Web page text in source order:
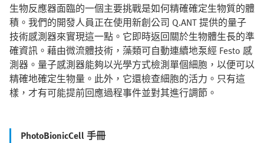
生物反應器面臨的一個主要挑戰是如何精確確定生物質的體
積。我們的開發人員正在使用新創公司 Q.ANT 提供的量子
技術感測器來實現這一點。它即時返回關於生物體生長的準
確資訊。藉由微流體技術，藻類可自動連續地泵經 Festo 感
測器。量子感測器能夠以光學方式檢測單個細胞，以便可以
精確地確定生物量。此外，它還檢查細胞的活力。只有這
樣，才有可能提前回應過程事件並對其進行調節。
PhotoBionicCell 手冊